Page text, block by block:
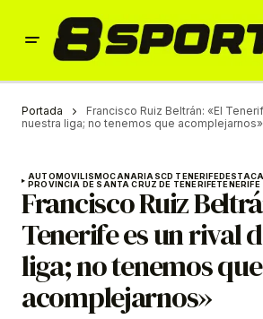
Portada
Francisco Ruiz Beltrán: «El
nuestra liga; no tenemos que acomplejarnos»
AUTOMOVILISMOCANARIASCD TENERIFE
PROVINCIA DE SANTA CRUZ DE TENERIFETENERIFE
Francisco Ruiz
Tenerife es un rival
liga; no tenemos que
acomplejarnos»